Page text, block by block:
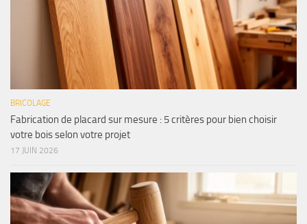
BRICOLAGE
Fabrication de placard sur mesure : 5 critères pour bien choisir
votre bois selon votre projet
17 JUIN 2026